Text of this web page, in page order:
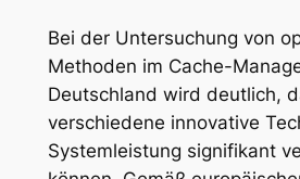
Bei der Untersuchung von
Methoden im Cache-
Deutschland wird deutlich,
verschiedene innovative
Systemleistung signifikant